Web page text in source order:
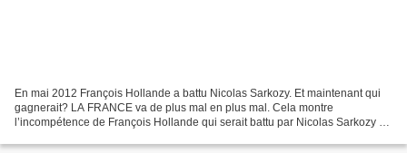
En mai 2012 François Hollande a battu Nicolas Sarkozy. Et maintenant qui
gagnerait? LA FRANCE va de plus mal en plus mal. Cela montre
l’incompétence de François Hollande qui serait battu par Nicolas Sarkozy du